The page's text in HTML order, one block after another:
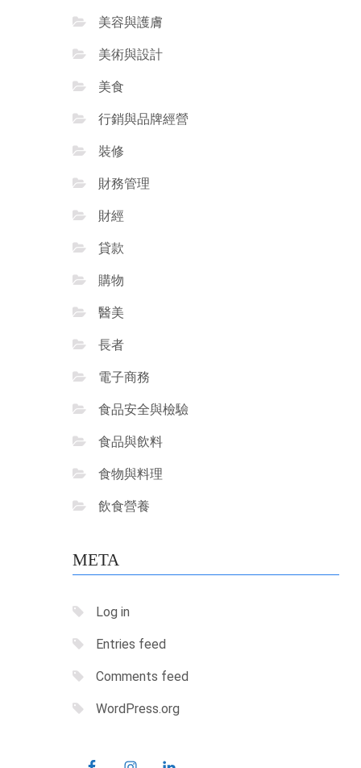
美容與護膚
美術與設計
美食
行銷與品牌經營
裝修
財務管理
財經
貸款
購物
醫美
長者
電子商務
食品安全與檢驗
食品與飲料
食物與料理
飲食營養
META
Log in
Entries feed
Comments feed
WordPress.org